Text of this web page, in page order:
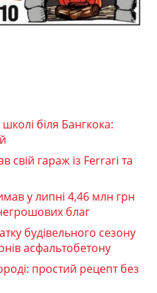
біля Бангкока:
свій гараж із Ferrari та
у липні 4,46 млн грн
благ
будівельного сезону
асфальтобетону
простий рецепт без